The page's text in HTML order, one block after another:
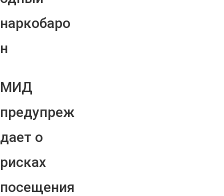
наркобаро
н
МИД
предупреж
дает о
рисках
посещения